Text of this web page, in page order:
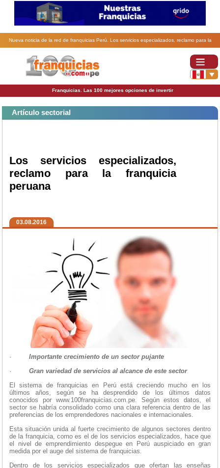
Nueva noticia de la red de franquicias Perú. Los servicios especializados, reclamo para la
Franquicias. Las 100 mejores opciones de invertir
Artículo sectorial
Los servicios especializados,
reclamo para la franquicia
peruana
03.08.2016
· Importante crecimiento de un sector pujante
· Gran variedad de servicios al alcance de este sector
El sistema de franquicias en Perú está creciendo mucho en los
últimos años, según se ha desprendido de los últimos datos
conocidos por www.100franquicias.com.pe. Según estos datos, el
sector se habría consolidado como una clara referencia dentro de las
preferencias de los emprendedores nacionales e internacionales.
Esta situación unida al fuerte crecimiento de algunos sectores dentro
de la franquicia, como es el de los servicios especializados, hace que
el nivel de emprendimiento despegue en Perú auspiciado en gran
medida por el auge del sistema de franquicias.
Dentro de los servicios especializados que ofertan las enseñas